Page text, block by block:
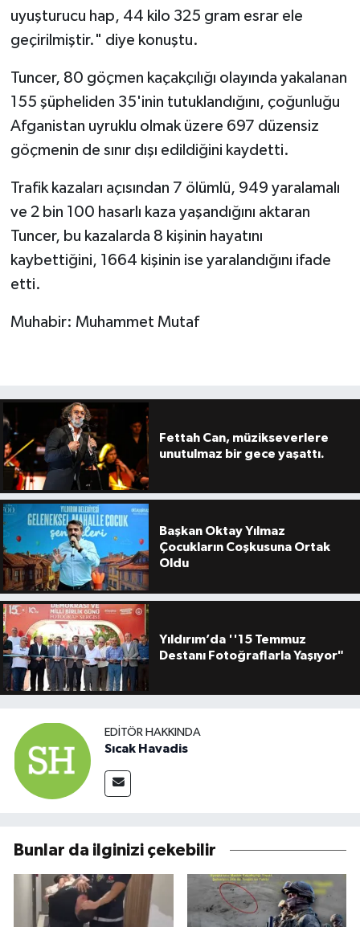
uyuşturucu hap, 44 kilo 325 gram esrar ele
geçirilmiştir." diye konuştu.
Tuncer, 80 göçmen kaçakçılığı olayında yakalanan
155 şüpheliden 35'inin tutuklandığını, çoğunluğu
Afganistan uyruklu olmak üzere 697 düzensiz
göçmenin de sınır dışı edildiğini kaydetti.
Trafik kazaları açısından 7 ölümlü, 949 yaralamalı
ve 2 bin 100 hasarlı kaza yaşandığını aktaran
Tuncer, bu kazalarda 8 kişinin hayatını
kaybettiğini, 1664 kişinin ise yaralandığını ifade
etti.
Muhabir: Muhammet Mutaf
Fettah Can, müzikseverlere
unutulmaz bir gece yaşattı.
Başkan Oktay Yılmaz
Çocukların Coşkusuna Ortak
Oldu
Yıldırım’da ''15 Temmuz
Destanı Fotoğraflarla Yaşıyor"
EDITÖR HAKKINDA
Sıcak Havadis
Bunlar da ilginizi çekebilir